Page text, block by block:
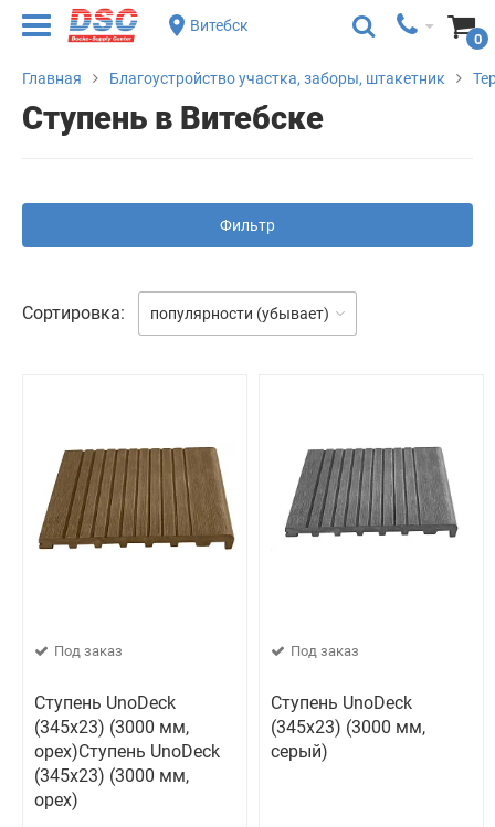
Витебск
0
Главная Благоустройство участка, заборы, штакетник
Ступень в Витебске
Фильтр
Сортировка: популярности (убывает)
Под заказ
Ступень UnoDeck
(345x23) (3000 мм,
орех)Ступень UnoDeck
(345x23) (3000 мм,
орех)
Под заказ
Ступень UnoDeck
(345x23) (3000 мм,
серый)